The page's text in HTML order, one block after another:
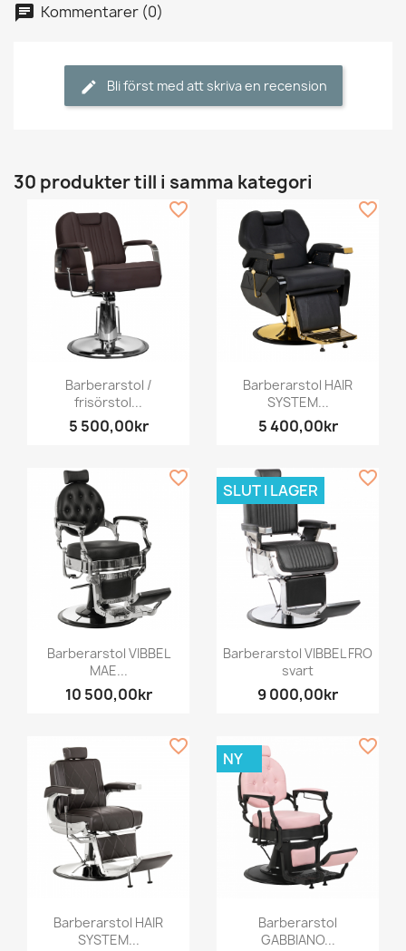
Kommentarer (0)
Bli först med att skriva en recension
30 produkter till i samma kategori
Barberarstol /
frisörstol...
5 500,00kr
favorite_border
Barberarstol HAIR
SYSTEM...
5 400,00kr
favorite_border
Barberarstol VIBBEL
MAE...
10 500,00kr
favorite_border
Barberarstol VIBBEL FRO
svart
9 000,00kr
SLUT I LAGER
favorite_border
Barberarstol HAIR
SYSTEM...
favorite_border
Barberarstol
GABBIANO...
NY
favorite_border